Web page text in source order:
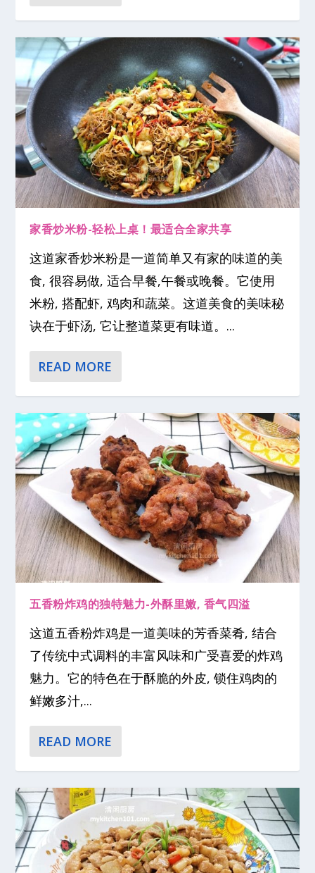
家香炒米粉-轻松上桌！最适合全家共享
这道家香炒米粉是一道简单又有家的味道的美
食, 很容易做, 适合早餐,午餐或晚餐。它使用
米粉, 搭配虾, 鸡肉和蔬菜。这道美食的美味秘
诀在于虾汤, 它让整道菜更有味道。...
READ MORE
五香粉炸鸡的独特魅力-外酥里嫩, 香气四溢
这道五香粉炸鸡是一道美味的芳香菜肴, 结合
了传统中式调料的丰富风味和广受喜爱的炸鸡
魅力。它的特色在于酥脆的外皮, 锁住鸡肉的
鲜嫩多汁,...
READ MORE